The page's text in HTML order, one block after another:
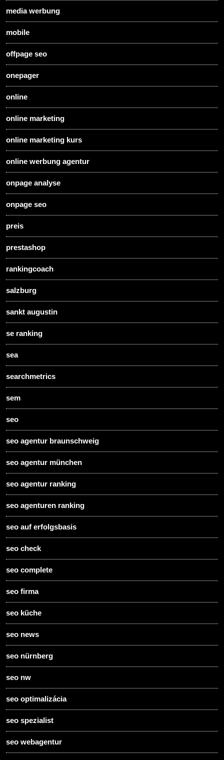
media werbung
mobile
offpage seo
onepager
online
online marketing
online marketing kurs
online werbung agentur
onpage analyse
onpage seo
preis
prestashop
rankingcoach
salzburg
sankt augustin
se ranking
sea
searchmetrics
sem
seo
seo agentur braunschweig
seo agentur münchen
seo agentur ranking
seo agenturen ranking
seo auf erfolgsbasis
seo check
seo complete
seo firma
seo küche
seo news
seo nürnberg
seo nw
seo optimalizácia
seo spezialist
seo webagentur